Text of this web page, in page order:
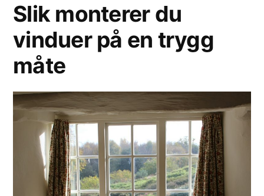
Slik monterer du
vinduer på en trygg
måte